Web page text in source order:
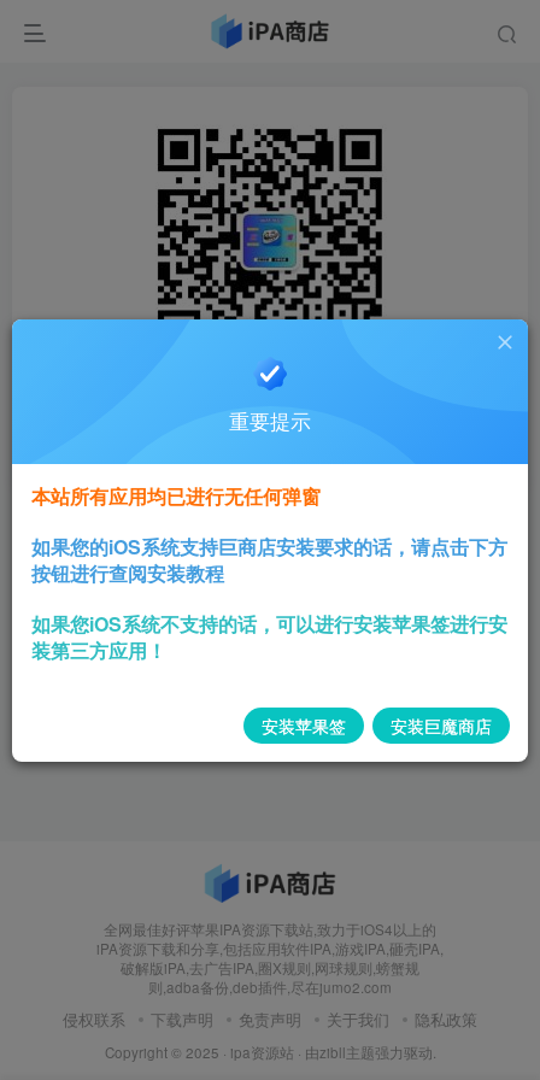
全网最佳好评苹果IPA资源下载站,致力于iOS4以上的
iPA资源下载和分享,包括应用软件IPA,游戏IPA,砸壳IPA,
破解版iPA,去广告IPA,圈X规则,网球规则,螃蟹规
则,adba备份,deb插件,尽在jumo2.com
侵权联系 下载声明 免责声明 关于我们 隐私政策
Copyright © 2025 · ipa资源站 · 由zibll主题强力驱动.
重要提示
本站所有应用均已进行无任何弹窗
如果您的iOS系统支持巨商店安装要求的话，请点击下方
按钮进行查阅安装教程
如果您iOS系统不支持的话，可以进行安装苹果签进行安
装第三方应用！
安装苹果签 安装巨魔商店